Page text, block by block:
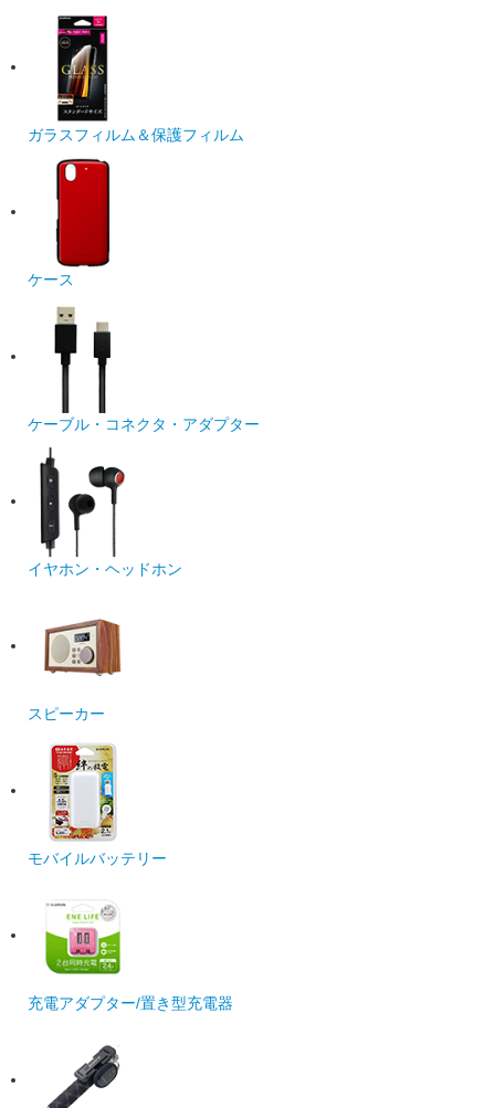
ガラスフィルム＆保護フィルム
ケース
ケーブル・コネクタ・アダプター
イヤホン・ヘッドホン
スピーカー
モバイルバッテリー
充電アダプター/置き型充電器